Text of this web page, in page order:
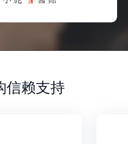
信赖支持